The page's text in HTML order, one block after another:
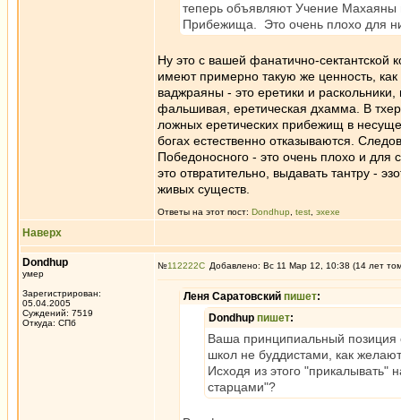
теперь объявляют Учение Махаяны
Прибежища. Это очень плохо для
Ну это с вашей фанатично-сектантской
имеют примерно такую же ценность,
ваджраяны - это еретики и
фальшивая, еретическая дхамма. В
ложных еретических прибежищ в
богах естественно отказываются.
Победоносного - это очень плохо и для
это отвратительно, выдавать тантру -
живых существ.
Ответы на этот пост: Dondhup test эхехе
Наверх
Dondhup
умер
Зарегистрирован:
05.04.2005
Суждений: 7519
Откуда: СПб
№112222 Добавлено: Вс 11 Мар 12, 10:38 (14 лет
Леня Саратовский пишет:
Dondhup пишет:
Ваша принципиальный позиция
школ не буддистами, как
Исходя из этого "прикалывать"
старцами"?